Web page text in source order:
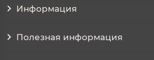
Информация
Полезная информация